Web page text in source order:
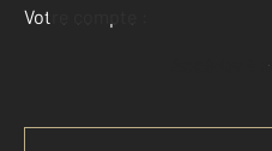
Votre compte :
Accéder à